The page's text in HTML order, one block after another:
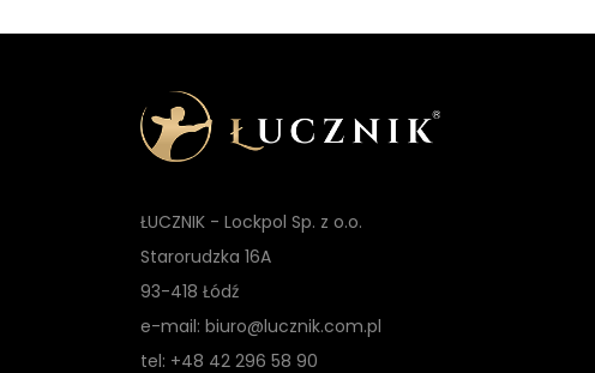
ŁUCZNIK - Lockpol Sp. z o.o.
Starorudzka 16A
93-418 Łódź
e-mail: biuro@lucznik.com.pl
tel: +48 42 296 58 90